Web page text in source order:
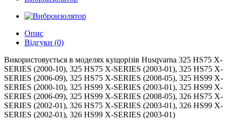
Опис
Відгуки (0)
Використовується в моделях кущорізів Husqvarna 325 HS75 X-
SERIES (2000-10), 325 HS75 X-SERIES (2003-01), 325 HS75 X-
SERIES (2006-09), 325 HS75 X-SERIES (2008-05), 325 HS99 X-
SERIES (2000-10), 325 HS99 X-SERIES (2003-01), 325 HS99 X-
SERIES (2006-09), 325 HS99 X-SERIES (2008-05), 326 HS75 X-
SERIES (2002-01), 326 HS75 X-SERIES (2003-01), 326 HS99 X-
SERIES (2002-01), 326 HS99 X-SERIES (2003-01)